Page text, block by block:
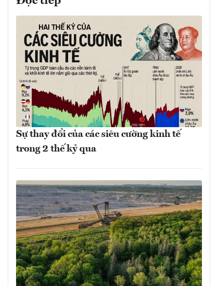
Sự thay đổi của các siêu cường kinh tế
trong 2 thế kỷ qua